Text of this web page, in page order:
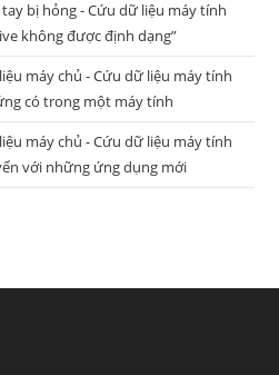
bị hỏng - Cứu dữ liệu máy tính
không được định dạng”
máy chủ - Cứu dữ liệu máy tính
có trong một máy tính
máy chủ - Cứu dữ liệu máy tính
với những ứng dụng mới